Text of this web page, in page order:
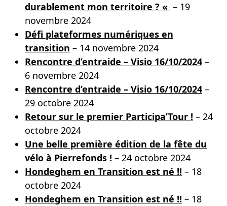
durablement mon territoire ? « – 19
novembre 2024
Défi plateformes numériques en
transition – 14 novembre 2024
Rencontre d’entraide – Visio 16/10/2024 –
6 novembre 2024
Rencontre d’entraide – Visio 16/10/2024 –
29 octobre 2024
Retour sur le premier Participa’Tour ! – 24
octobre 2024
Une belle première édition de la fête du
vélo à Pierrefonds ! – 24 octobre 2024
Hondeghem en Transition est né !! – 18
octobre 2024
Hondeghem en Transition est né !! – 18